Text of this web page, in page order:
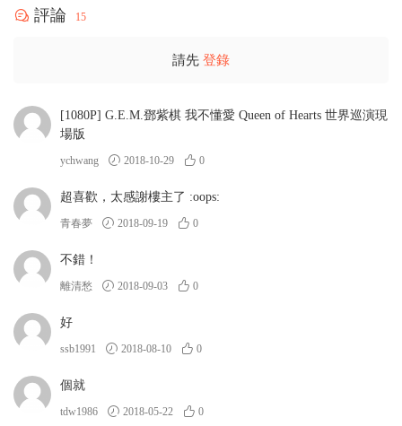
評論 15
請先 登錄
[1080P] G.E.M.鄧紫棋 我不懂愛 Queen of Hearts 世界巡演現
場版
ychwang 2018-10-29 0
超喜歡，太感謝樓主了 :oops:
青春夢 2018-09-19 0
不錯！
離清愁 2018-09-03 0
好
ssb1991 2018-08-10 0
個就
tdw1986 2018-05-22 0